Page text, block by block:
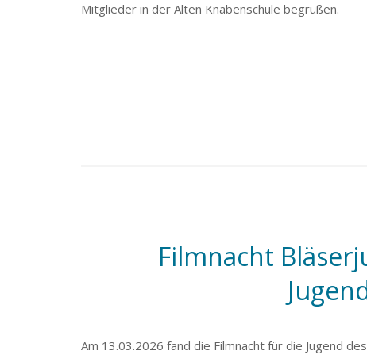
Mitglieder in der Alten Knabenschule begrüßen.
Filmnacht
Am 13.03.2026 fand die Filmnacht für die Jugend